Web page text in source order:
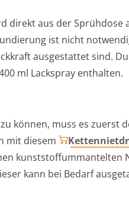
direkt aus der Sprühdose
ist nicht
ausgestattet sind.
ml Lackspray enthalten.
können, muss es zuerst
mit diesem
kunststoffummantelten
kann bei Bedarf